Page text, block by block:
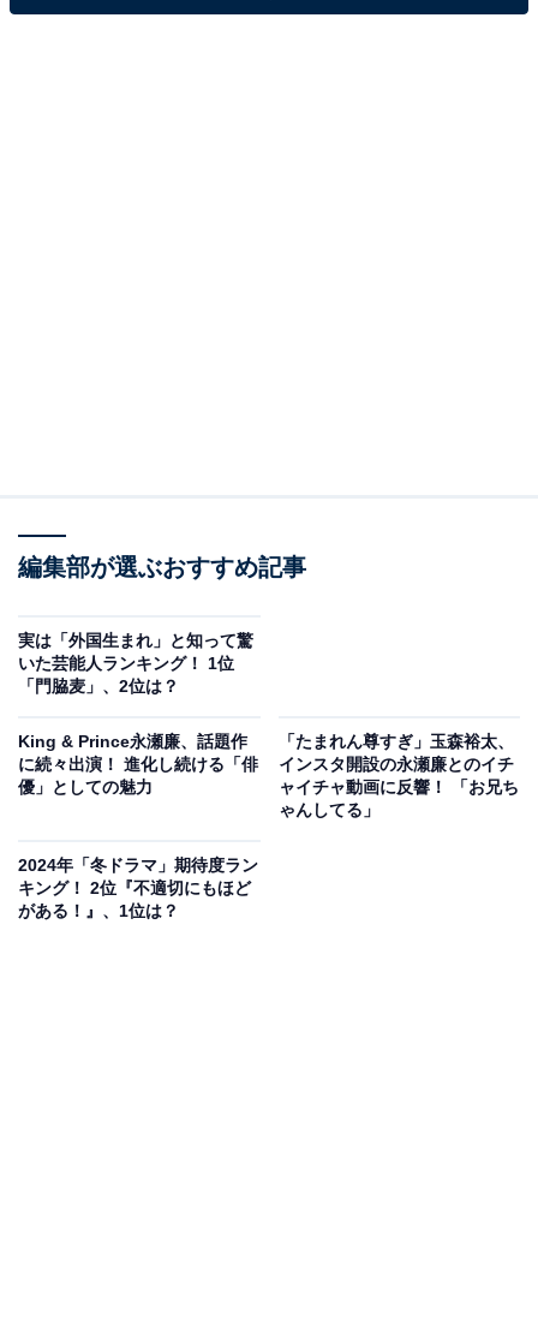
ールが。倖生は、それらを1つ1つ覚えようと努力しま
店の営業が始まると、常連の雅美（伊藤麻実子）が浮か
ない顔で来店。テーブルに着くなり、「もう限界だわ。
離婚しようかな」と、夫への不満を募らせます。そんな
雅美にありすが提案したのは、ストレスを吹き飛ばす
「牡蠣のクリーミーグラタン」。ありすの得意分野であ
る化学の知識と栄養素の働きを掛け合わせて、絶品メニ
編集部が選ぶおすすめ記事
実は「外国生まれ」と知って驚
いた芸能人ランキング！ 1位
「門脇麦」、2位は？
King & Prince永瀬廉、話題作
に続々出演！ 進化し続ける「俳
優」としての魅力
「たまれん尊すぎ」玉森裕太、
インスタ開設の永瀬廉とのイチ
ャイチャ動画に反響！ 「お兄ち
ゃんしてる」
2024年「冬ドラマ」期待度ラン
キング！ 2位『不適切にもほど
がある！』、1位は？